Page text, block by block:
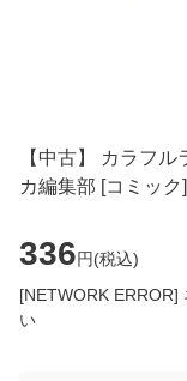
【中古】 カラフ
カ編集部 [コミック
336円(税込)
[NETWORK ERROR]
い